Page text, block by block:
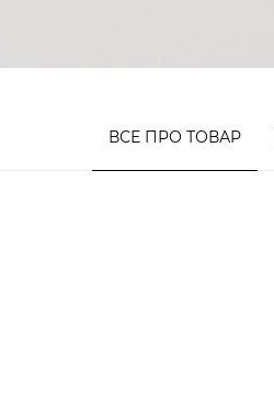
ВСЕ ПРО ТОВАР